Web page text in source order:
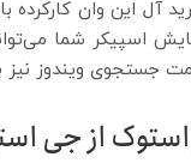
آل این وان
اسپیکر شما
از جی